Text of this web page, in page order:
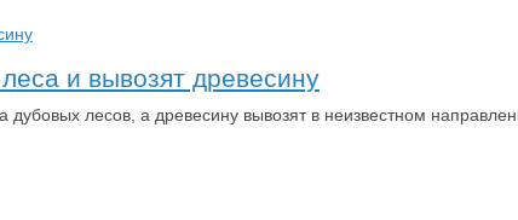
и вывозят древесину
лесов, а древесину вывозят в неизвестном